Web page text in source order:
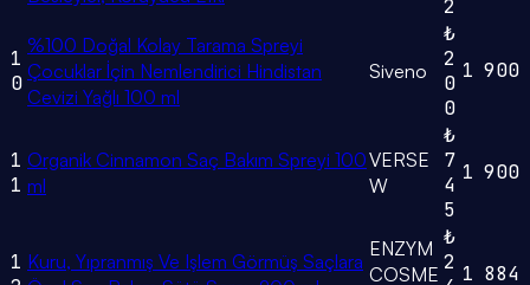
2
1
0
%100 Doğal Kolay Tarama Spreyi
Çocuklar İçin Nemlendirici Hindistan
Cevizi Yağlı 100 ml
Siveno
₺
2
0
0
1 900
1
1
Organik Cinnamon Saç Bakım Spreyi 100
ml
VERSE
W
₺
7
4
5
1 900
1 Kuru, Yıpranmış Ve Işlem Görmüş Saçlara
ENZYM
COSME
₺
2 1 884